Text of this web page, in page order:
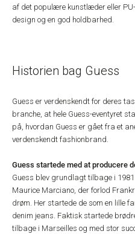
af det populære kunstlæder eller
design og en god holdbarhed.
Historien bag Guess
Guess er verdenskendt for deres
branche, at hele Guess-eventyret
på, hvordan Guess er gået fra et
verdenskendt fashionbrand.
Guess startede med at producere
Guess blev grundlagt tilbage i
Maurice Marciano, der forlod
drøm. Her startede de som en lille
denim jeans. Faktisk startede
tilbage i Marseilles og med stor